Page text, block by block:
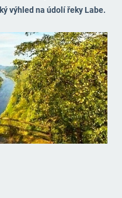
výhled na údolí řeky Labe.